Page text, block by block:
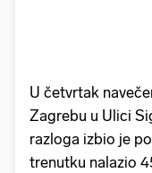
U četvrtak
Zagrebu u Ulici
razloga izbio je
trenutku nalazio